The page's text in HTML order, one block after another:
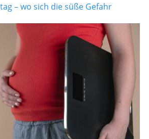
– wo sich die süße Gefahr